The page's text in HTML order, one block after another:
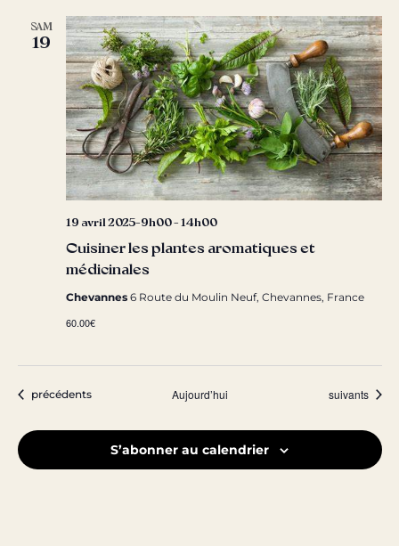
SAM
19
Cuisiner les plantes aromatiques et
médicinales
19 avril 2025-9h00- 14h00
Chevannes 6 Route du Moulin Neuf, Chevannes, France
60.00€
Évènements
précédents Aujourd’hui Évènements
suivants
S’abonner au calendrier